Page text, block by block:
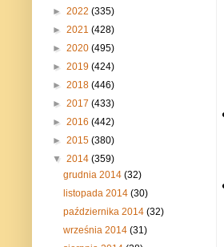
► 2022 (335)
► 2021 (428)
► 2020 (495)
► 2019 (424)
► 2018 (446)
► 2017 (433)
► 2016 (442)
► 2015 (380)
▼ 2014 (359)
grudnia 2014(32)
listopada 2014(30)
października 2014(32)
września 2014(31)